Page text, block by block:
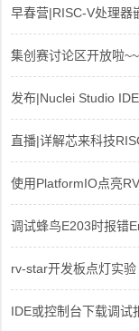
早春营|RISC-V处理器
集创赛讨论区开放啦
发布|Nuclei Studio
直播|详解芯来科技
使用PlatformIO点亮
调试蜂鸟E203时报错
rv-star开发板点灯实验
IDE或控制台下载调试